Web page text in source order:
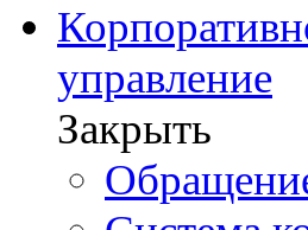
управление
Закрыть